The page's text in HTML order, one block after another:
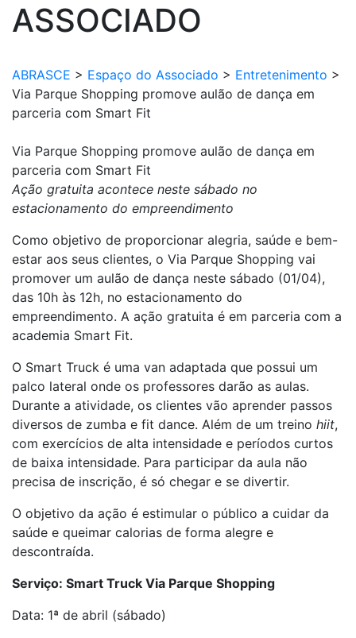
ASSOCIADO
ABRASCE > Espaço do Associado > Entretenimento >
Via Parque Shopping promove aulão de dança em
parceria com Smart Fit
Via Parque Shopping promove aulão de dança em
parceria com Smart Fit
Ação gratuita acontece neste sábado no
estacionamento do empreendimento
Como objetivo de proporcionar alegria, saúde e bem-
estar aos seus clientes, o Via Parque Shopping vai
promover um aulão de dança neste sábado (01/04),
das 10h às 12h, no estacionamento do
empreendimento. A ação gratuita é em parceria com a
academia Smart Fit.
O Smart Truck é uma van adaptada que possui um
palco lateral onde os professores darão as aulas.
Durante a atividade, os clientes vão aprender passos
diversos de zumba e fit dance. Além de um treino hiit,
com exercícios de alta intensidade e períodos curtos
de baixa intensidade. Para participar da aula não
precisa de inscrição, é só chegar e se divertir.
O objetivo da ação é estimular o público a cuidar da
saúde e queimar calorias de forma alegre e
descontraída.
Serviço: Smart Truck Via Parque Shopping
Data: 1ª de abril (sábado)